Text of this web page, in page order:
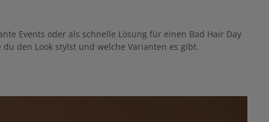
Events oder als schnelle Lösung für einen Bad Hair Day
den Look stylst und welche Varianten es gibt.